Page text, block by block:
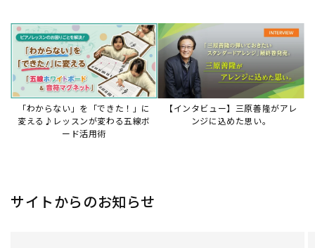
「わからない」を「できた！」に
変える♪レッスンが変わる五線ボ
ード活用術
【インタビュー】三原善隆がアレ
ンジに込めた思い。
サイトからのお知らせ